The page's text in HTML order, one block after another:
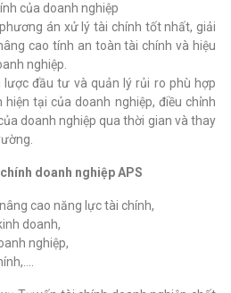
của doanh nghiệp
án xử lý tài chính tốt nhất, giải
cao tính an toàn tài chính và hiệu
nghiệp.
lược đầu tư và quản lý rủi ro phù hợp
tại của doanh nghiệp, điều chỉnh
doanh nghiệp qua thời gian và thay
doanh nghiệp APS
cao năng lực tài chính,
doanh,
nghiệp,